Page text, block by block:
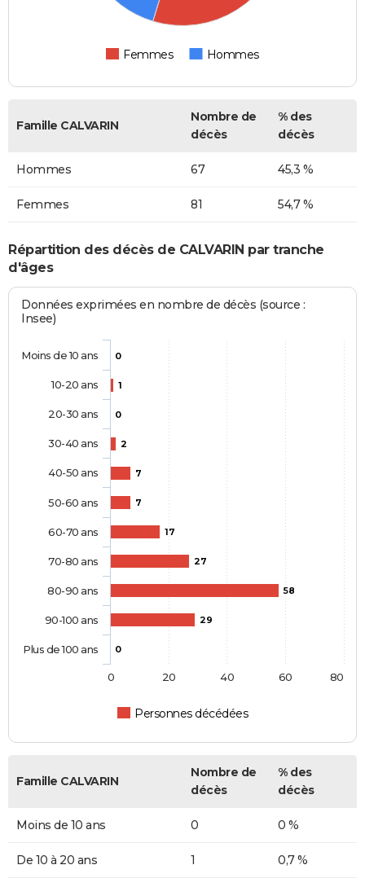
Femmes Hommes
Famille CALVARIN
Nombre de
décès
% des
décès
Hommes 67 45,3 %
Femmes 81 54,7 %
Répartition des décès de CALVARIN par tranche
d'âges
Données exprimées en nombre de décès (source :
Insee)
0
1
0
2
7
7
17
27
58
29
0
Personnes décédées
Moins de 10 ans
10-20 ans
20-30 ans
30-40 ans
40-50 ans
50-60 ans
60-70 ans
70-80 ans
80-90 ans
90-100 ans
Plus de 100 ans
0 20 40 60 80
Famille CALVARIN
Nombre de
décès
% des
décès
Moins de 10 ans 0 0 %
De 10 à 20 ans 1 0,7 %